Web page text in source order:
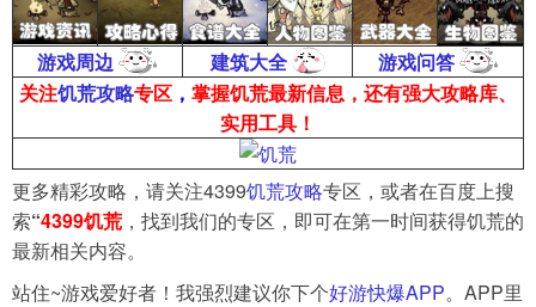
游戏周边 建筑大全
游戏问答
关注饥荒攻略专区 ， 掌握饥荒最新信息，还有强大攻略库、
实用工具！
更多精彩攻略，请关注4399饥荒攻略专区，或者在百度上搜
索“4399饥荒 ，找到我们的专区，即可在第一时间获得饥荒的
最新相关内容。
站住~游戏爱好者！我强烈建议你下个好游快爆APP。APP里